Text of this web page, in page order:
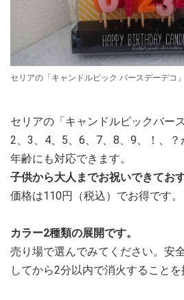
セリアの「キャンドルピック バースデーデコ」
セリアの「キャンドルピックバー
2、3、4、5、6、7、8、9、！、
年齢にも対応できます。
子供から大人までお祝いできておす
価格は110円（税込）でお得です。
カラー2種類の展開です。
売り場で選んでみてください。安
してから2分以内で消火することを